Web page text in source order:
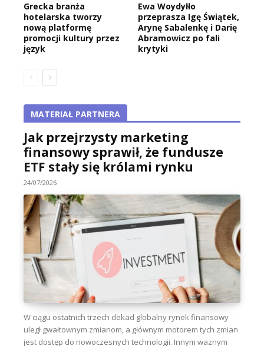
Grecka branża
hotelarska tworzy
nową platformę
promocji kultury przez
język
Ewa Woydyłło
przeprasza Igę Świątek,
Arynę Sabalenkę i Darię
Abramowicz po fali
krytyki
MATERIAŁ PARTNERA
Jak przejrzysty marketing
finansowy sprawił, że fundusze
ETF stały się królami rynku
24/07/2026
W ciągu ostatnich trzech dekad globalny rynek finansowy
uległ gwałtownym zmianom, a głównym motorem tych zmian
jest dostęp do nowoczesnych technologii. Innym ważnym